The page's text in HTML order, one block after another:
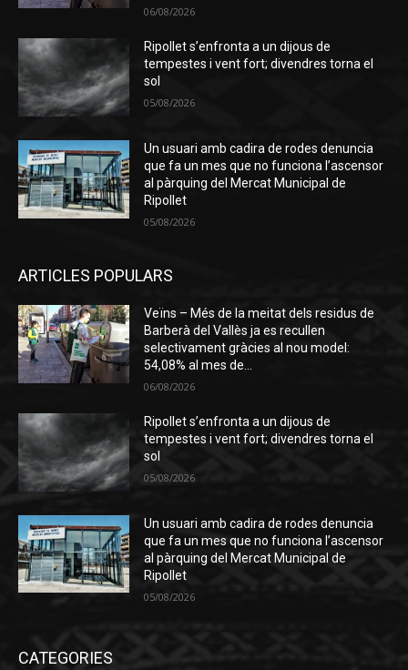
06/08/2026
Ripollet s’enfronta a un dijous de
tempestes i vent fort; divendres torna el
sol
05/08/2026
Un usuari amb cadira de rodes denuncia
que fa un mes que no funciona l’ascensor
al pàrquing del Mercat Municipal de
Ripollet
05/08/2026
ARTICLES POPULARS
Veïns – Més de la meitat dels residus de
Barberà del Vallès ja es recullen
selectivament gràcies al nou model:
54,08% al mes de...
06/08/2026
Ripollet s’enfronta a un dijous de
tempestes i vent fort; divendres torna el
sol
05/08/2026
Un usuari amb cadira de rodes denuncia
que fa un mes que no funciona l’ascensor
al pàrquing del Mercat Municipal de
Ripollet
05/08/2026
CATEGORIES